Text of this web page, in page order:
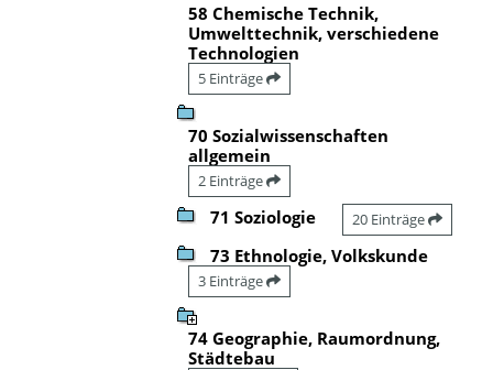
58 Chemische Technik,
Umwelttechnik, verschiedene
Technologien
5 Einträge
70 Sozialwissenschaften
allgemein
2 Einträge
71 Soziologie 20 Einträge
73 Ethnologie, Volkskunde
3 Einträge
74 Geographie, Raumordnung,
Städtebau